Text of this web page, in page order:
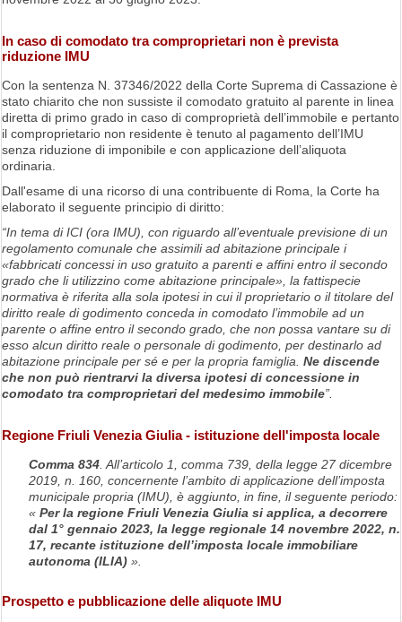
In caso di comodato tra comproprietari non è prevista
riduzione IMU
Con la sentenza N. 37346/2022 della Corte Suprema di Cassazione è
stato chiarito che non sussiste il comodato gratuito al parente in linea
diretta di primo grado in caso di comproprietà dell’immobile e pertanto
il comproprietario non residente è tenuto al pagamento dell’IMU
senza riduzione di imponibile e con applicazione dell’aliquota
ordinaria.
Dall'esame di una ricorso di una contribuente di Roma, la Corte ha
elaborato il seguente principio di diritto:
“In tema di ICI (ora IMU), con riguardo all’eventuale previsione di un
regolamento comunale che assimili ad abitazione principale i
«fabbricati concessi in uso gratuito a parenti e affini entro il secondo
grado che li utilizzino come abitazione principale», la fattispecie
normativa è riferita alla sola ipotesi in cui il proprietario o il titolare del
diritto reale di godimento conceda in comodato l’immobile ad un
parente o affine entro il secondo grado, che non possa vantare su di
esso alcun diritto reale o personale di godimento, per destinarlo ad
abitazione principale per sé e per la propria famiglia. Ne discende
che non può rientrarvi la diversa ipotesi di concessione in
comodato tra comproprietari del medesimo immobile”.
Regione Friuli Venezia Giulia - istituzione dell'imposta locale
Comma 834. All’articolo 1, comma 739, della legge 27 dicembre
2019, n. 160, concernente l’ambito di applicazione dell’imposta
municipale propria (IMU), è aggiunto, in fine, il seguente periodo:
« Per la regione Friuli Venezia Giulia si applica, a decorrere
dal 1° gennaio 2023, la legge regionale 14 novembre 2022, n.
17, recante istituzione dell’imposta locale immobiliare
autonoma (ILIA)».
Prospetto e pubblicazione delle aliquote IMU